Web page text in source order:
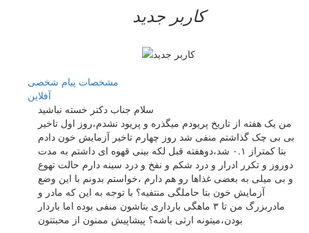
کاربر جدید
مشخصات پیام شخصی
آفلاين
سلام جناب دکتر خسته نباشید
من یک هفته از تاریخ پریودم میگذره و پریود نشدم،روز اول تاخیر
بی بی چک گذاشتم منفی شد روز چهارم تاخیر آزمایش خون دادم
بتا کمتراز ۰.۱ شد،دوهفته قبل لکه بینی قهوه ای داشتم به مدت
دوروز و تکرر ادرار و درد شکم و نفخ و درد سینه دارم حالت تهوع
و بی میلی به بعضی غذاها رو هم دارم ،خواستم بدونم با این وضع
آزمایش خون بتا حاملگی منتفیه؟ با توجه به این که مادر و
مادربزرگ من تا ۳ ماهگی بارداری بتاشون منفی بوده اما باردار
بودن،میتونه ارثی باشه؟ پیشاپیش ممنون از محبتتون